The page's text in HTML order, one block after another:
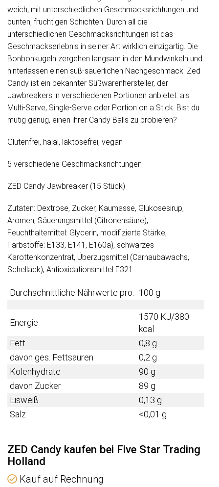
weich, mit unterschiedlichen Geschmacksrichtungen und
bunten, fruchtigen Schichten. Durch all die
unterschiedlichen Geschmacksrichtungen ist das
Geschmackserlebnis in seiner Art wirklich einzigartig. Die
Bonbonkugeln zergehen langsam in den Mundwinkeln und
hinterlassen einen süß-säuerlichen Nachgeschmack. Zed
Candy ist ein bekannter Süßwarenhersteller, der
Jawbreakers in verschiedenen Portionen anbietet: als
Multi-Serve, Single-Serve oder Portion on a Stick. Bist du
mutig genug, einen ihrer Candy Balls zu probieren?
Glutenfrei, halal, laktosefrei, vegan
5 verschiedene Geschmacksrichtungen
ZED Candy Jawbreaker (15 Stück)
Zutaten: Dextrose, Zucker, Kaumasse, Glukosesirup,
Aromen, Säuerungsmittel (Citronensäure),
Feuchthaltemittel: Glycerin, modifizierte Stärke,
Farbstoffe: E133, E141, E160a), schwarzes
Karottenkonzentrat, Überzugsmittel (Carnaubawachs,
Schellack), Antioxidationsmittel E321.
Durchschnittliche Nährwerte pro: 100 g
Energie
1570 KJ/380
kcal
Fett
0,8 g
davon ges. Fettsäuren
0,2 g
Kolenhydrate
90 g
davon Zucker
89 g
Eisweiß
0,13 g
Salz
<0,01 g
ZED Candy kaufen bei Five Star Trading
Holland
Kauf auf Rechnung